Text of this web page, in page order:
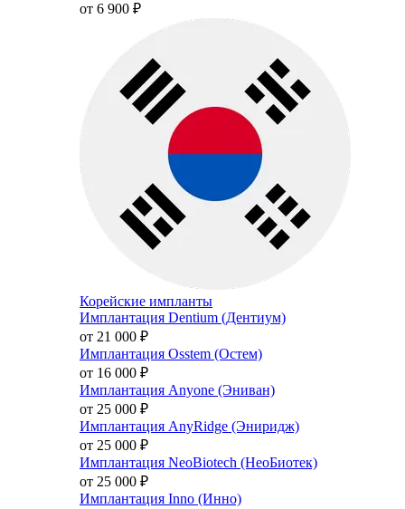
от 6 900 ₽
Корейские импланты
Имплантация Dentium (Дентиум)
от 21 000 ₽
Имплантация Osstem (Остем)
от 16 000 ₽
Имплантация Anyone (Эниван)
от 25 000 ₽
Имплантация AnyRidge (Эниридж)
от 25 000 ₽
Имплантация NeoBiotech (НеоБиотек)
от 25 000 ₽
Имплантация Inno (Инно)